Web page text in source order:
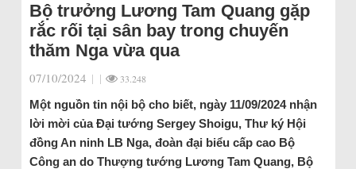
Bộ trưởng Lương Tam Quang gặp
rắc rối tại sân bay trong chuyến
thăm Nga vừa qua
07/10/2024 | | 33.248
Một nguồn tin nội bộ cho biết, ngày 11/09/2024 nhận
lời mời của Đại tướng Sergey Shoigu, Thư ký Hội
đồng An ninh LB Nga, đoàn đại biểu cấp cao Bộ
Công an do Thượng tướng Lương Tam Quang, Bộ